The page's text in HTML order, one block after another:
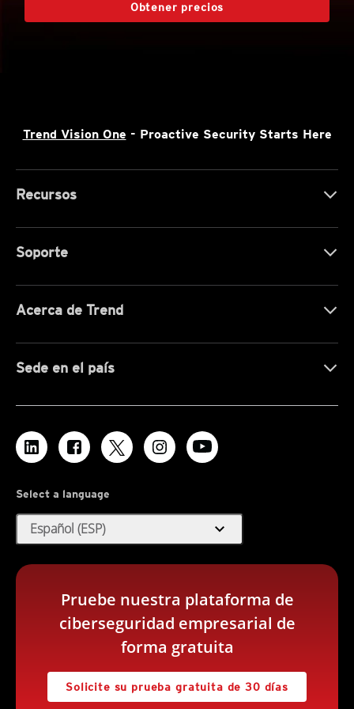
Obtener precios
Trend Vision One - Proactive Security Starts Here
Recursos
Soporte
Acerca de Trend
Sede en el país
Select a language
Español (ESP) expand_more
Pruebe nuestra plataforma de
ciberseguridad empresarial de
forma gratuita
Solicite su prueba gratuita de 30 días